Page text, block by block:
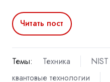
Читать пост
Темы: Техника NIST
квантовые технологии